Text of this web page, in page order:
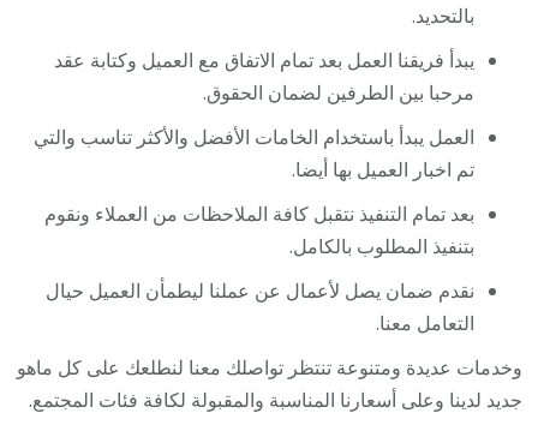
بالتحديد.
يبدأ فريقنا العمل بعد تمام الاتفاق مع العميل وكتابة عقد
مرحبا بين الطرفين لضمان الحقوق.
العمل يبدأ باستخدام الخامات الأفضل والأكثر تناسب والتي
تم اخبار العميل بها أيضا.
بعد تمام التنفيذ نتقبل كافة الملاحظات من العملاء ونقوم
بتنفيذ المطلوب بالكامل.
نقدم ضمان يصل لأعمال عن عملنا ليطمأن العميل حيال
التعامل معنا.
وخدمات عديدة ومتنوعة تنتظر تواصلك معنا لنطلعك على كل ماهو
جديد لدينا وعلى أسعارنا المناسبة والمقبولة لكافة فئات المجتمع.